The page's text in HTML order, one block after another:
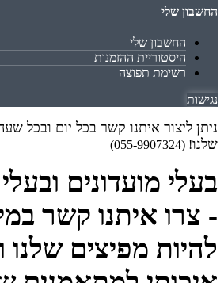
החשבון שלי
החשבון שלי
היסטוריית ההזמנות
רשימת תפוצה
נגישות
ניתן ליצור איתנו קשר בכל יום ובכל
שלנו! (055-9907324)
בעלי מועדונים
- צרו איתנו קשר
להיות מפיצים שלנו